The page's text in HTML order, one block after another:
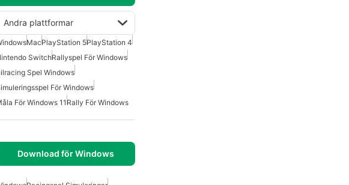
Andra plattformar
MacPlayStation 5PlayStation 4
SwitchRallyspel För Windows
Spel Windows
För Windows
För Windows 11 Rally För Windows
Download för Windows